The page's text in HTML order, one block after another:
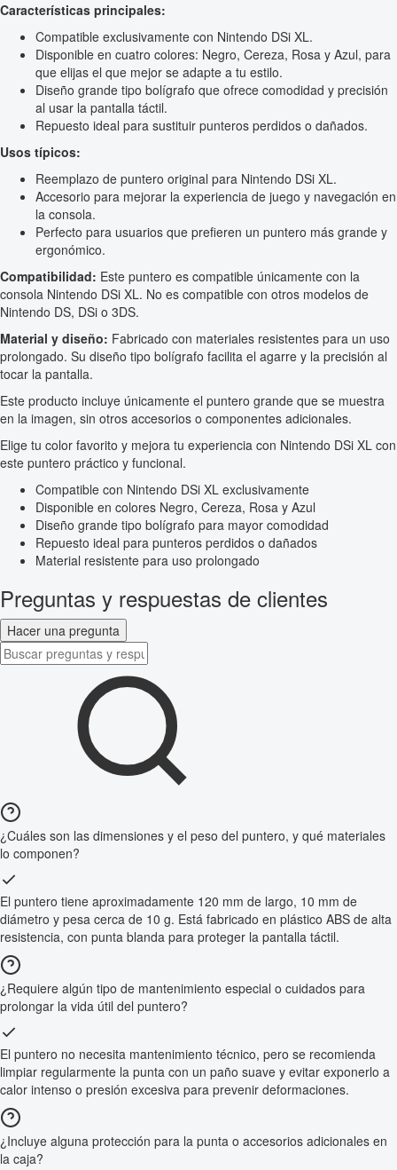
Características principales:
Compatible exclusivamente con Nintendo DSi XL.
Disponible en cuatro colores: Negro, Cereza, Rosa y Azul, para
que elijas el que mejor se adapte a tu estilo.
Diseño grande tipo bolígrafo que ofrece comodidad y precisión
al usar la pantalla táctil.
Repuesto ideal para sustituir punteros perdidos o dañados.
Usos típicos:
Reemplazo de puntero original para Nintendo DSi XL.
Accesorio para mejorar la experiencia de juego y navegación en
la consola.
Perfecto para usuarios que prefieren un puntero más grande y
ergonómico.
Compatibilidad: Este puntero es compatible únicamente con la
consola Nintendo DSi XL. No es compatible con otros modelos de
Nintendo DS, DSi o 3DS.
Material y diseño: Fabricado con materiales resistentes para un uso
prolongado. Su diseño tipo bolígrafo facilita el agarre y la precisión al
tocar la pantalla.
Este producto incluye únicamente el puntero grande que se muestra
en la imagen, sin otros accesorios o componentes adicionales.
Elige tu color favorito y mejora tu experiencia con Nintendo DSi XL con
este puntero práctico y funcional.
Compatible con Nintendo DSi XL exclusivamente
Disponible en colores Negro, Cereza, Rosa y Azul
Diseño grande tipo bolígrafo para mayor comodidad
Repuesto ideal para punteros perdidos o dañados
Material resistente para uso prolongado
Preguntas y respuestas de clientes
Hacer una pregunta
¿Cuáles son las dimensiones y el peso del puntero, y qué materiales
lo componen?
El puntero tiene aproximadamente 120 mm de largo, 10 mm de
diámetro y pesa cerca de 10 g. Está fabricado en plástico ABS de alta
resistencia, con punta blanda para proteger la pantalla táctil.
¿Requiere algún tipo de mantenimiento especial o cuidados para
prolongar la vida útil del puntero?
El puntero no necesita mantenimiento técnico, pero se recomienda
limpiar regularmente la punta con un paño suave y evitar exponerlo a
calor intenso o presión excesiva para prevenir deformaciones.
¿Incluye alguna protección para la punta o accesorios adicionales en
la caja?